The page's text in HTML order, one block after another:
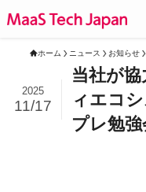
ホーム ニュース お知らせ
当社が
ィエコ
プレ勉
2025
11/17